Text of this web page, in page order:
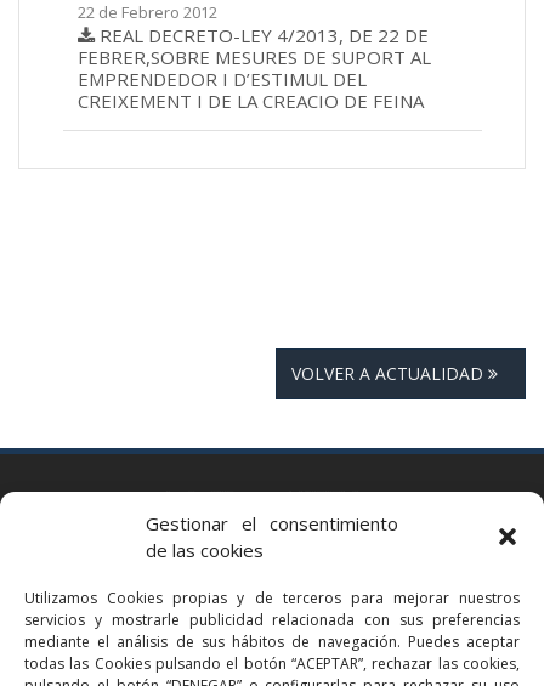
Gestionar el consentimiento
de las cookies
Utilizamos Cookies propias y de terceros para mejorar nuestros
servicios y mostrarle publicidad relacionada con sus preferencias
mediante el análisis de sus hábitos de navegación. Puedes aceptar
todas las Cookies pulsando el botón “ACEPTAR”, rechazar las cookies,
22 de Febrero 2012
REAL DECRETO-LEY 4/2013, DE 22 DE
FEBRER,SOBRE MESURES DE SUPORT AL
EMPRENDEDOR I D’ESTIMUL DEL
CREIXEMENT I DE LA CREACIO DE FEINA
VOLVER A ACTUALIDAD
Via Augusta 2 bis, 3º, 08006 Barcelona
bcn@bellavistalegal.eu
GRANOLLERS
C/ Sant Jaume, 16 1r, 08401 Granollers (Bcn)